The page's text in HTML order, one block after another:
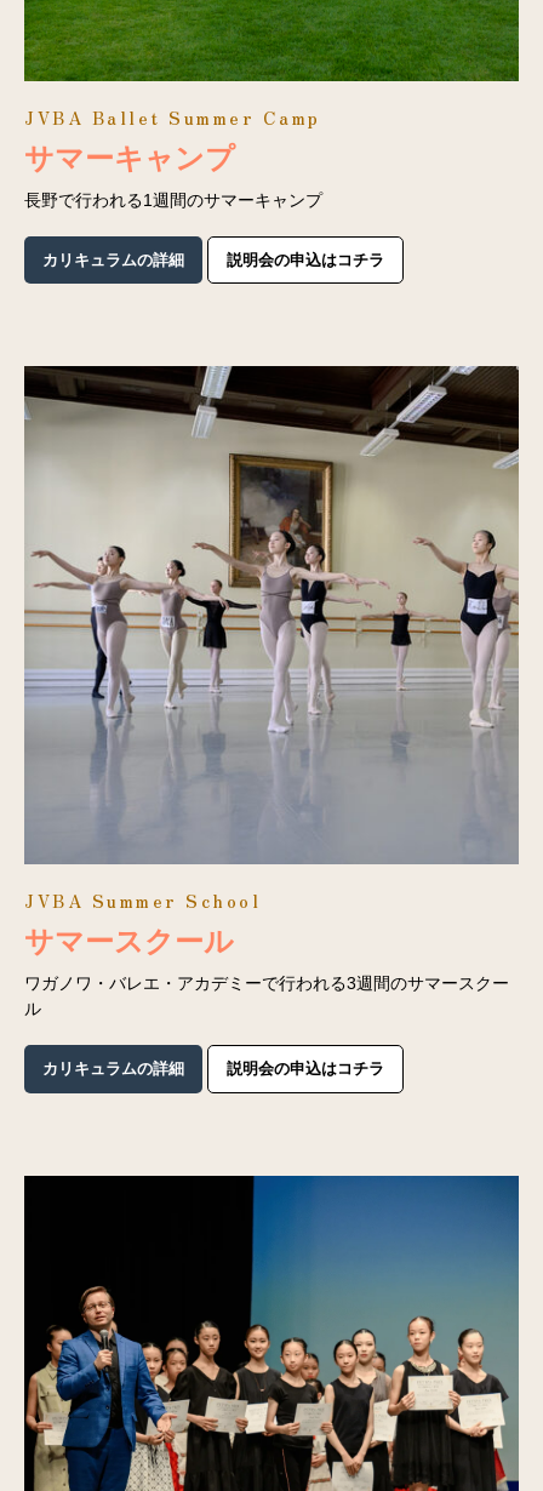
JVBA Ballet Summer Camp
サマーキャンプ
長野で行われる1週間のサマーキャンプ
カリキュラムの詳細 説明会の申込はコチラ
JVBA Summer School
サマースクール
ワガノワ・バレエ・アカデミーで行われる3週間のサマースクー
ル
カリキュラムの詳細 説明会の申込はコチラ